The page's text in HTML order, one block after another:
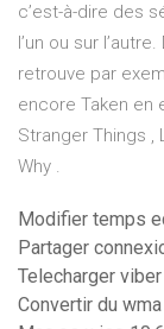
c’est-à-dire des
l’un ou sur
retrouve par
encore Taken en
Stranger Things ,
Why .
Modifier temps
Partager
Telecharger
Convertir du